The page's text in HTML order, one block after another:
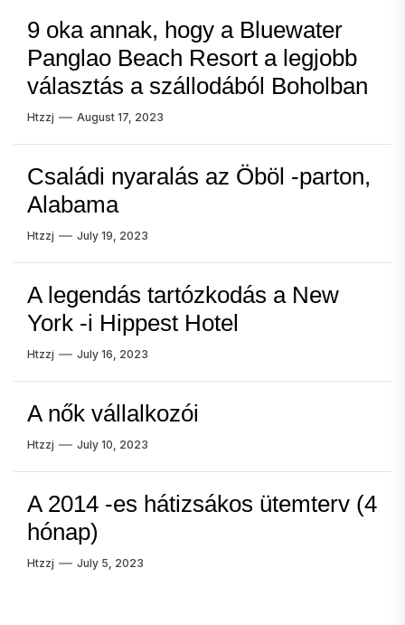
9 oka annak, hogy a Bluewater
Panglao Beach Resort a legjobb
választás a szállodából Boholban
Htzzj August 17, 2023
Családi nyaralás az Öböl -parton,
Alabama
Htzzj July 19, 2023
A legendás tartózkodás a New
York -i Hippest Hotel
Htzzj July 16, 2023
A nők vállalkozói
Htzzj July 10, 2023
A 2014 -es hátizsákos ütemterv (4
hónap)
Htzzj July 5, 2023